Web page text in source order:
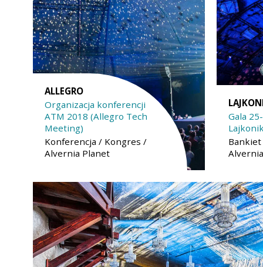
ALLEGRO
Organizacja konferencji
ATM 2018 (Allegro Tech
Meeting)
Konferencja / Kongres /
Alvernia Planet
Gala
Bankiet